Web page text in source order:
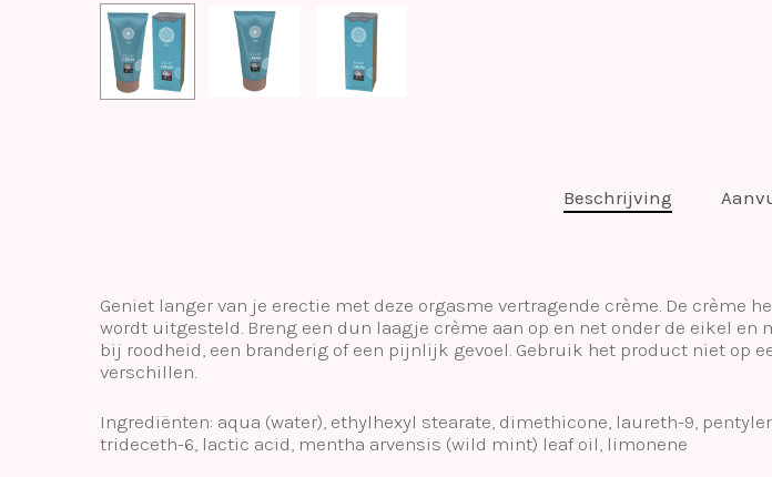
Beschrijving
Geniet langer van je erectie met deze orgasme vertragende crème. De crème
wordt uitgesteld. Breng een dun laagje crème aan op en net onder de eikel
bij roodheid, een branderig of een pijnlijk gevoel. Gebruik het product niet op
verschillen.
Ingrediënten: aqua (water), ethylhexyl stearate, dimethicone, laureth-9,
trideceth-6, lactic acid, mentha arvensis (wild mint) leaf oil, limonene